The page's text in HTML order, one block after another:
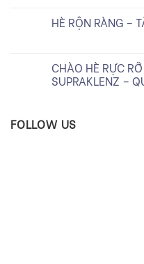
HÈ RỘN RÀNG –
CHÀO HÈ RỰC
SUPRAKLENZ –
FOLLOW US